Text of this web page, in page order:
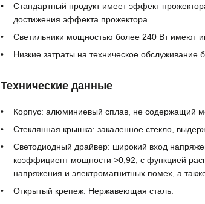
Стандартный продукт имеет эффект
достижения эффекта прожектора.
Светильники мощностью более 240 Вт имеют
Низкие затраты на техническое
Технические данные
Корпус: алюминиевый сплав, не содержащий
Стеклянная крышка: закаленное стекло,
Светодиодный драйвер: широкий вход
коэффициент мощности >0,92, с функцией
напряжения и электромагнитных помех, а
Открытый крепеж: Нержавеющая сталь.